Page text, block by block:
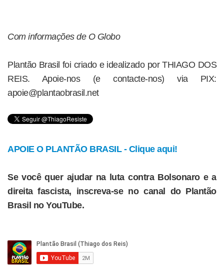
Com informações de O Globo
Plantão Brasil foi criado e idealizado por THIAGO DOS
REIS. Apoie-nos (e contacte-nos) via PIX:
apoie@plantaobrasil.net
APOIE O PLANTÃO BRASIL - Clique aqui!
Se você quer ajudar na luta contra Bolsonaro e a
direita fascista, inscreva-se no canal do Plantão
Brasil no YouTube.